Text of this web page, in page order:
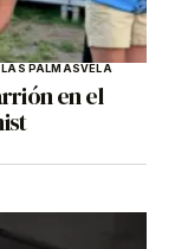
LAS PALMASVELA
en el